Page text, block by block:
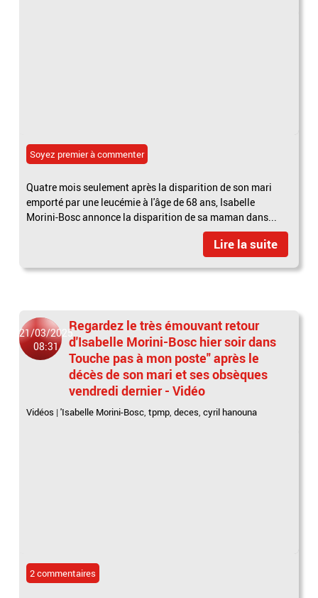
Soyez premier à commenter
Quatre mois seulement après la disparition de son mari
emporté par une leucémie à l'âge de 68 ans, Isabelle
Morini-Bosc annonce la disparition de sa maman dans...
Lire la suite
21/03/2025
08:31
Regardez le très émouvant retour
d'Isabelle Morini-Bosc hier soir dans
Touche pas à mon poste" après le
décès de son mari et ses obsèques
vendredi dernier - Vidéo
Vidéos |'Isabelle Morini-Bosc,tpmp,deces,cyril hanouna
2 commentaires